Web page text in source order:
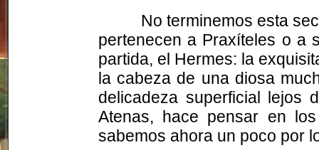
No terminemos esta
pertenecen a Praxíteles o a
partida, el Hermes: la
la cabeza de una diosa
delicadeza superficial lejos
Atenas, hace pensar en
sabemos ahora un poco por